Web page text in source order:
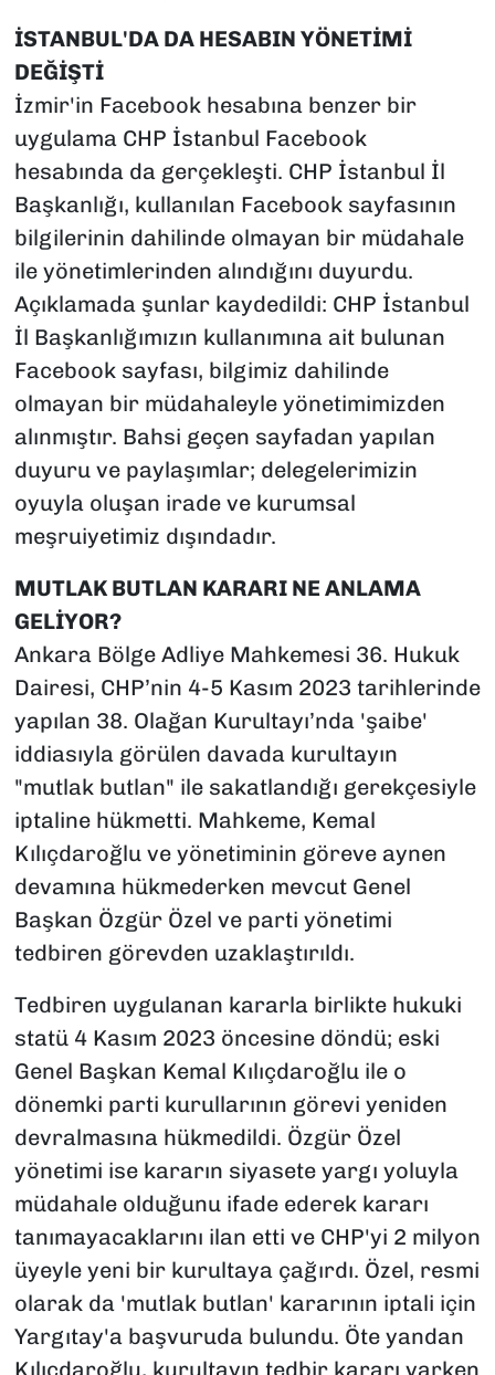
İSTANBUL'DA DA HESABIN YÖNETİMİ
DEĞİŞTİ
İzmir'in Facebook hesabına benzer bir
uygulama CHP İstanbul Facebook
hesabında da gerçekleşti. CHP İstanbul İl
Başkanlığı, kullanılan Facebook sayfasının
bilgilerinin dahilinde olmayan bir müdahale
ile yönetimlerinden alındığını duyurdu.
Açıklamada şunlar kaydedildi: CHP İstanbul
İl Başkanlığımızın kullanımına ait bulunan
Facebook sayfası, bilgimiz dahilinde
olmayan bir müdahaleyle yönetimimizden
alınmıştır. Bahsi geçen sayfadan yapılan
duyuru ve paylaşımlar; delegelerimizin
oyuyla oluşan irade ve kurumsal
meşruiyetimiz dışındadır.
MUTLAK BUTLAN KARARI NE ANLAMA
GELİYOR?
Ankara Bölge Adliye Mahkemesi 36. Hukuk
Dairesi, CHP’nin 4-5 Kasım 2023 tarihlerinde
yapılan 38. Olağan Kurultayı’nda 'şaibe'
iddiasıyla görülen davada kurultayın
"mutlak butlan" ile sakatlandığı gerekçesiyle
iptaline hükmetti. Mahkeme, Kemal
Kılıçdaroğlu ve yönetiminin göreve aynen
devamına hükmederken mevcut Genel
Başkan Özgür Özel ve parti yönetimi
tedbiren görevden uzaklaştırıldı.
Tedbiren uygulanan kararla birlikte hukuki
statü 4 Kasım 2023 öncesine döndü; eski
Genel Başkan Kemal Kılıçdaroğlu ile o
dönemki parti kurullarının görevi yeniden
devralmasına hükmedildi. Özgür Özel
yönetimi ise kararın siyasete yargı yoluyla
müdahale olduğunu ifade ederek kararı
tanımayacaklarını ilan etti ve CHP'yi 2 milyon
üyeyle yeni bir kurultaya çağırdı. Özel, resmi
olarak da 'mutlak butlan' kararının iptali için
Yargıtay'a başvuruda bulundu. Öte yandan